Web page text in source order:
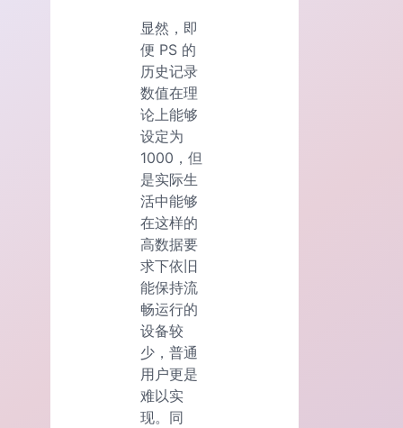
显然，即
便 PS 的
历史记录
数值在理
论上能够
设定为
1000，但
是实际生
活中能够
在这样的
高数据要
求下依旧
能保持流
畅运行的
设备较
少，普通
用户更是
难以实
现。同